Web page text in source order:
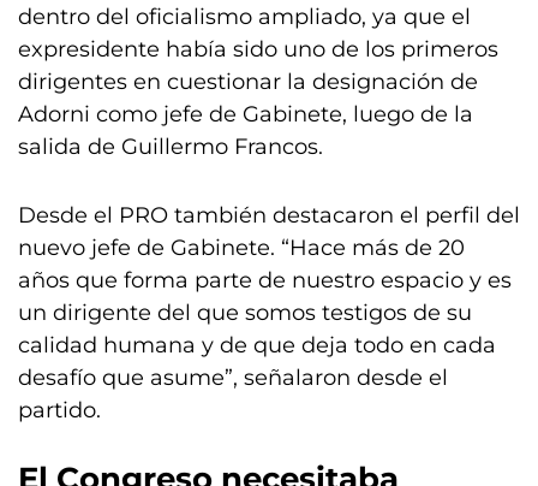
dentro del oficialismo ampliado, ya que el
expresidente había sido uno de los primeros
dirigentes en cuestionar la designación de
Adorni como jefe de Gabinete, luego de la
salida de Guillermo Francos.
Desde el PRO también destacaron el perfil del
nuevo jefe de Gabinete. “Hace más de 20
años que forma parte de nuestro espacio y es
un dirigente del que somos testigos de su
calidad humana y de que deja todo en cada
desafío que asume”, señalaron desde el
partido.